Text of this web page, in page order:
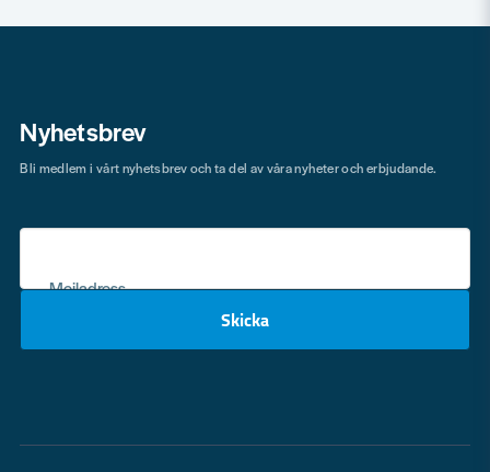
Nyhetsbrev
Mejladress
Skicka
Bli medlem i vårt nyhetsbrev och ta del av våra nyheter och erbjudande.